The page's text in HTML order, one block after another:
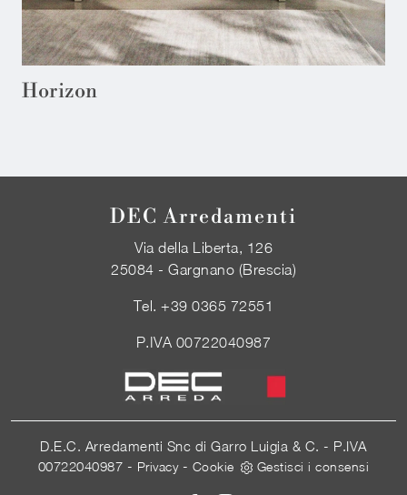
Horizon
DEC Arredamenti
Via della Liberta, 126
25084 - Gargnano (Brescia)
Tel.+39 0365 72551
P.IVA 00722040987
D.E.C. Arredamenti Snc di Garro Luigia & C. - P.IVA
00722040987 - Privacy- Cookie Gestisci i consensi